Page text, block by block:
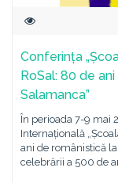
Conferința
RoSal: 80 de
Salamanca”
În perioada 7-9 mai
Internațională
ani de românistică
celebrării a 500 de